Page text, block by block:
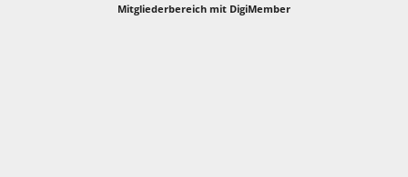
Mitgliederbereich mit DigiMember